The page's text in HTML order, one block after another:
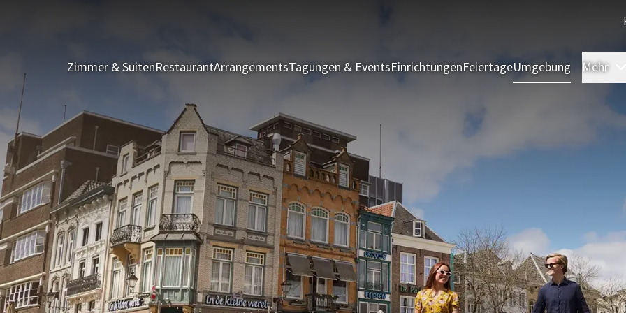
Zimmer & SuitenRestaurantArrangementsTagungen & EventsEinrichtungenFeiertageUmgebung Mehr